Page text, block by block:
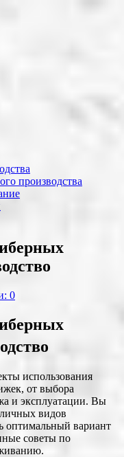
производства
0
использования
от выбора
и эксплуатации. Вы
видов
оптимальный вариант
советы по